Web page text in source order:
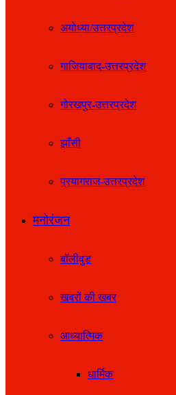
अयोध्या/उत्तरप्रदेश
गाजियाबाद-उत्तरप्रदेश
गोरखपुर-उत्तरप्रदेश
झाँसी
प्रयागराज-उत्तरप्रदेश
मनोरंजन
बॉलीवुड
खबरों की खबर
आध्यात्मिक
धार्मिक